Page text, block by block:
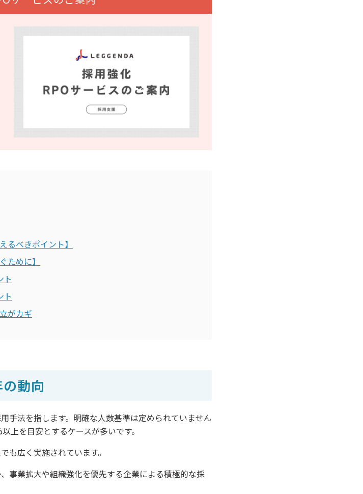
るべきポイント】
ために】
ト
ト
がカギ
動向
手法を指します。明確な人数基準は定められていません
上を目安とするケースが多いです。
も広く実施されています。
事業拡大や組織強化を優先する企業による積極的な採